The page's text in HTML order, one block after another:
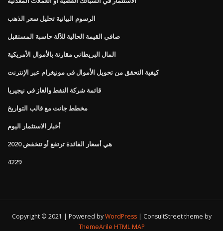
الرسوم البيانية تحليل سعر الذهب
صافي القيمة الحالية للآلة حاسبة المستقبل
المال البريطاني مقارنة بالأموال الأمريكية
كيفية التحقق من تحويل الأموال في مونيغرام عبر الإنترنت
قائمة شركة النفط والغاز في نيجيريا
مخطط جانت مع قالب التواريخ
أخبار الاستثمار اليوم
هي أسعار الفائدة ترتفع أو تنخفض 2020
4229
Copyright © 2021 | Powered byWordPress
ConsultStreet theme by
ThemeArile HTML MAP